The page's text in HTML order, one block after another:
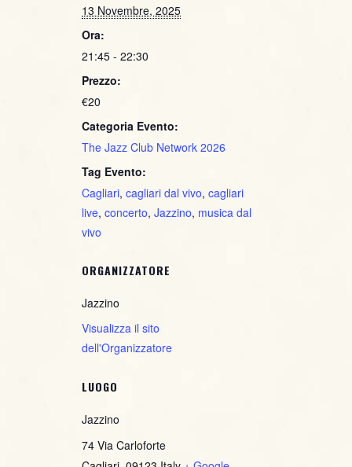
13 Novembre, 2025
Ora:
21:45 - 22:30
Prezzo:
€20
Categoria Evento:
The Jazz Club Network 2026
Tag Evento:
Cagliari, cagliari dal vivo, cagliari
live, concerto, Jazzino, musica dal
vivo
LUOGO
Jazzino
74 Via Carloforte
ORGANIZZATORE
Jazzino
Visualizza il sito
dell'Organizzatore